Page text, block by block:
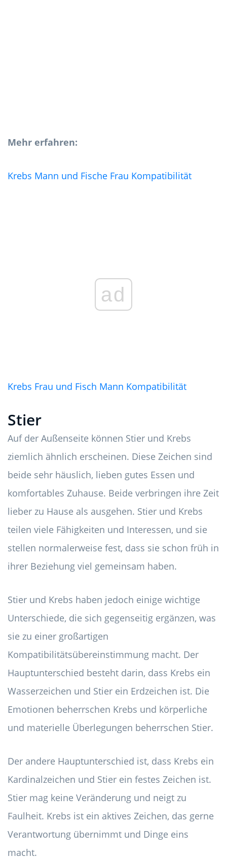
Mehr erfahren:
Krebs Mann und Fische Frau Kompatibilität
ad
Krebs Frau und Fisch Mann Kompatibilität
Stier
Auf der Außenseite können Stier und Krebs
ziemlich ähnlich erscheinen. Diese Zeichen sind
beide sehr häuslich, lieben gutes Essen und
komfortables Zuhause. Beide verbringen ihre Zeit
lieber zu Hause als ausgehen. Stier und Krebs
teilen viele Fähigkeiten und Interessen, und sie
stellen normalerweise fest, dass sie schon früh in
ihrer Beziehung viel gemeinsam haben.
Stier und Krebs haben jedoch einige wichtige
Unterschiede, die sich gegenseitig ergänzen, was
sie zu einer großartigen
Kompatibilitätsübereinstimmung macht. Der
Hauptunterschied besteht darin, dass Krebs ein
Wasserzeichen und Stier ein Erdzeichen ist. Die
Emotionen beherrschen Krebs und körperliche
und materielle Überlegungen beherrschen Stier.
Der andere Hauptunterschied ist, dass Krebs ein
Kardinalzeichen und Stier ein festes Zeichen ist.
Stier mag keine Veränderung und neigt zu
Faulheit. Krebs ist ein aktives Zeichen, das gerne
Verantwortung übernimmt und Dinge eins
macht.